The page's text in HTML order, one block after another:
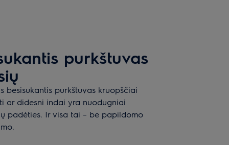
purkštuvas
besisukantis purkštuvas kruopščiai
ar didesni indai yra nuodugniai
padėties. Ir visa tai – be papildomo